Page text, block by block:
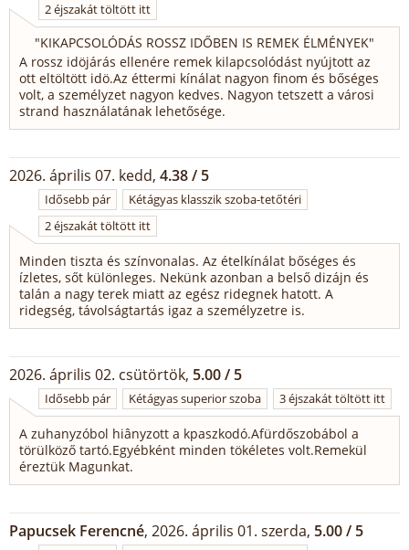
2 éjszakát töltött itt
"KIKAPCSOLÓDÁS ROSSZ IDŐBEN IS REMEK ÉLMÉNYEK"
A rossz idöjárás ellenére remek kilapcsolódást nyújtott az
ott eltöltött idö.Az éttermi kínálat nagyon finom és bőséges
volt, a személyzet nagyon kedves. Nagyon tetszett a városi
strand használatának lehetősége.
2026. április 07. kedd, 4.38 / 5
Idősebb pár
Kétágyas klasszik szoba-tetőtéri
2 éjszakát töltött itt
Minden tiszta és színvonalas. Az ételkínálat bőséges és
ízletes, sőt különleges. Nekünk azonban a belső dizájn és
talán a nagy terek miatt az egész ridegnek hatott. A
ridegség, távolságtartás igaz a személyzetre is.
2026. április 02. csütörtök, 5.00 / 5
Idősebb pár Kétágyas superior szoba 3 éjszakát töltött itt
A zuhanyzóbol hiânyzott a kpaszkodó.Afürdőszobábol a
törülköző tartó.Egyébként minden tökéletes volt.Remekül
éreztük Magunkat.
Papucsek Ferencné, 2026. április 01. szerda, 5.00 / 5